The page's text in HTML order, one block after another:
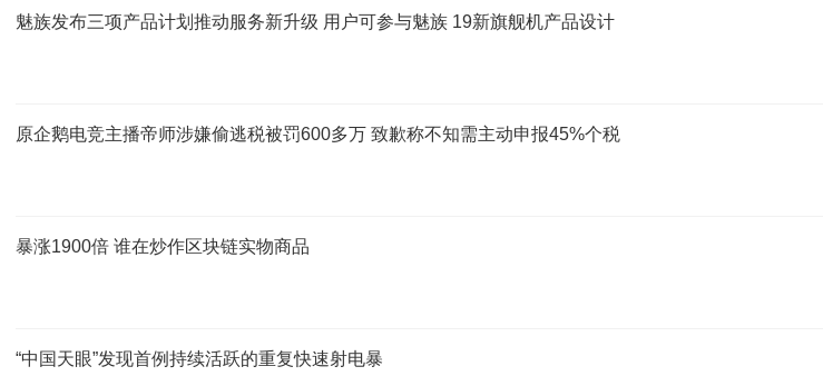
魅族发布三项产品计划推动服务新升级 用户可参与魅族 19新旗舰机产品设计
原企鹅电竞主播帝师涉嫌偷逃税被罚600多万 致歉称不知需主动申报45%个税
暴涨1900倍 谁在炒作区块链实物商品
“中国天眼”发现首例持续活跃的重复快速射电暴